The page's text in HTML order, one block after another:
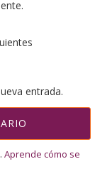
entrada.
Aprende cómo se